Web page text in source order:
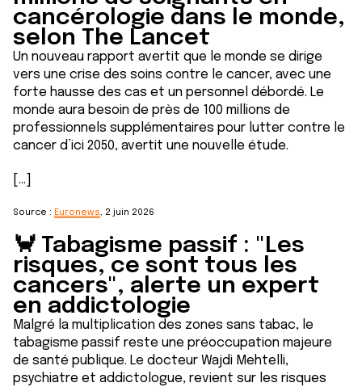
cancérologie dans le monde,
selon The Lancet
Un nouveau rapport avertit que le monde se dirige
vers une crise des soins contre le cancer, avec une
forte hausse des cas et un personnel débordé. Le
monde aura besoin de près de 100 millions de
professionnels supplémentaires pour lutter contre le
cancer d’ici 2050, avertit une nouvelle étude.
[...]
Source : Euronews, 2 juin 2026
🦀 Tabagisme passif : "Les
risques, ce sont tous les
cancers", alerte un expert
en addictologie
Malgré la multiplication des zones sans tabac, le
tabagisme passif reste une préoccupation majeure
de santé publique. Le docteur Wajdi Mehtelli,
psychiatre et addictologue, revient sur les risques